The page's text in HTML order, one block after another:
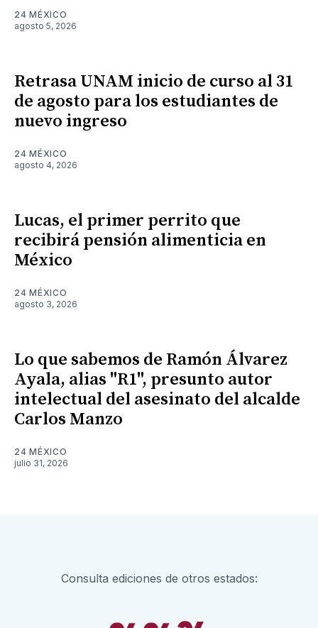
24 MÉXICO
agosto 5, 2026
Retrasa UNAM inicio de curso al 31
de agosto para los estudiantes de
nuevo ingreso
24 MÉXICO
agosto 4, 2026
Lucas, el primer perrito que
recibirá pensión alimenticia en
México
24 MÉXICO
agosto 3, 2026
Lo que sabemos de Ramón Álvarez
Ayala, alias "R1", presunto autor
intelectual del asesinato del alcalde
Carlos Manzo
24 MÉXICO
julio 31, 2026
Consulta ediciones de otros estados: